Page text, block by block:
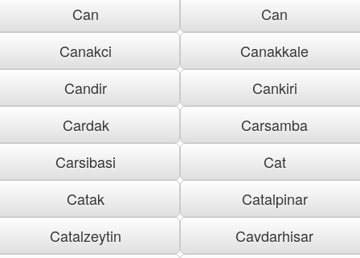
Can
Can
Canakci
Canakkale
Candir
Cankiri
Cardak
Carsamba
Carsibasi
Cat
Catak
Catalpinar
Catalzeytin
Cavdarhisar